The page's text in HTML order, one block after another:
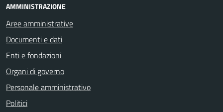
AMMINISTRAZIONE
Aree amministrative
Documenti e dati
Enti e fondazioni
Organi di governo
Personale amministrativo
Politici